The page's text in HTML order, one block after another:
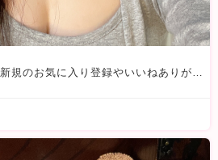
新規のお気に入り登録やいいねありがとうございます